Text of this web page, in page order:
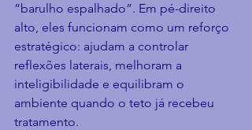
“barulho espalhado”. Em pé-direito
alto, eles funcionam como um reforço
estratégico: ajudam a controlar
reflexões laterais, melhoram a
inteligibilidade e equilibram o
ambiente quando o teto já recebeu
tratamento.